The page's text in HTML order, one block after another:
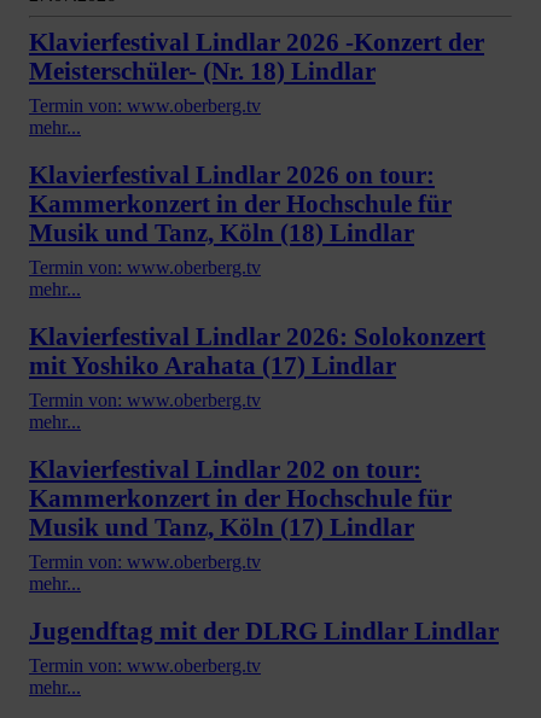
Klavierfestival Lindlar 2026 -Konzert der
Meisterschüler- (Nr. 18) Lindlar
Termin von: www.oberberg.tv
mehr...
Klavierfestival Lindlar 2026 on tour:
Kammerkonzert in der Hochschule für
Musik und Tanz, Köln (18) Lindlar
Termin von: www.oberberg.tv
mehr...
Klavierfestival Lindlar 2026: Solokonzert
mit Yoshiko Arahata (17) Lindlar
Termin von: www.oberberg.tv
mehr...
Klavierfestival Lindlar 202 on tour:
Kammerkonzert in der Hochschule für
Musik und Tanz, Köln (17) Lindlar
Termin von: www.oberberg.tv
mehr...
Jugendftag mit der DLRG Lindlar Lindlar
Termin von: www.oberberg.tv
mehr...